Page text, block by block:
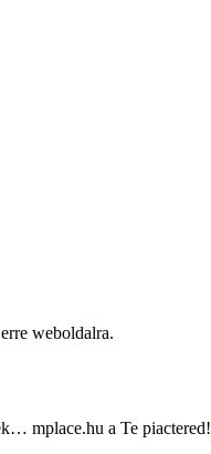
weboldalra.
mplace.hu a Te piactered!